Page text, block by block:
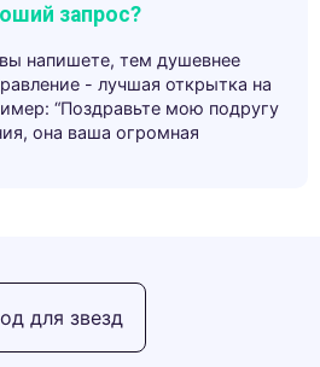
запрос?
напишете, тем душевнее
- лучшая открытка на
“Поздравьте мою подругу
она ваша огромная
для звезд